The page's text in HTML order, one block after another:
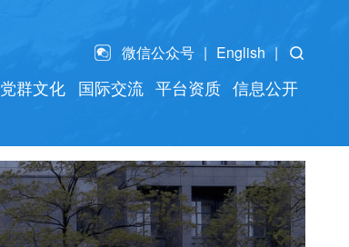
微信公众号 English
党群文化 国际交流 平台资质 信息公开